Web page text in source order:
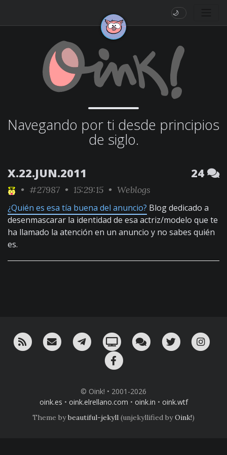
🌙
Navegando por ti desde principios
de siglo.
X.22.JUN.2011 24
• #27987 • 15:29:15 • Weblogs
¿Quién es esa tía buena del anuncio? Blog dedicado a
desenmascarar la identidad de esa actriz/modelo que te
ha llamado la atención en un anuncio y no sabes quién
es.
RSS ¡Mándame un email!¡Nuestro canal en Telegram!
Oink! TV Charla con nosotros
Twitter
© Oink! • 2001-2026
oink.es • oink.elrellano.com • oink.in • oink.wtf
Theme bybeautiful-jekyll (unjekyllified byOink!)